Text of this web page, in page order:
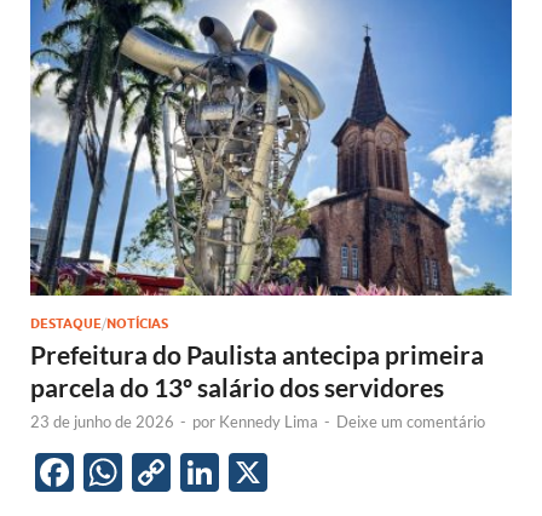
DESTAQUE/NOTÍCIAS
Prefeitura do Paulista antecipa primeira
parcela do 13º salário dos servidores
23 de junho de 2026 - por Kennedy Lima - Deixe um comentário
F
W C
Li